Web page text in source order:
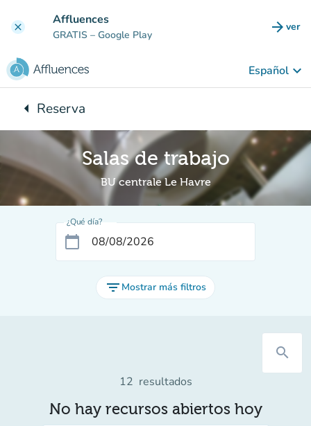
clear Affluences
GRATIS – Google Play arrow_forward ver
Español keyboard_arrow_down
arrow_leftVuelta:
Reserva
Salas de trabajo
BU centrale Le Havre
¿Qué día?
calendar_today
filter_list Mostrar más filtros
search
12 resultados
No hay recursos abiertos hoy